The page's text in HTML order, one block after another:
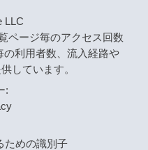
LLC
ページ毎のアクセス回数
利用者数、流入経路や
しています。
:
ための識別子